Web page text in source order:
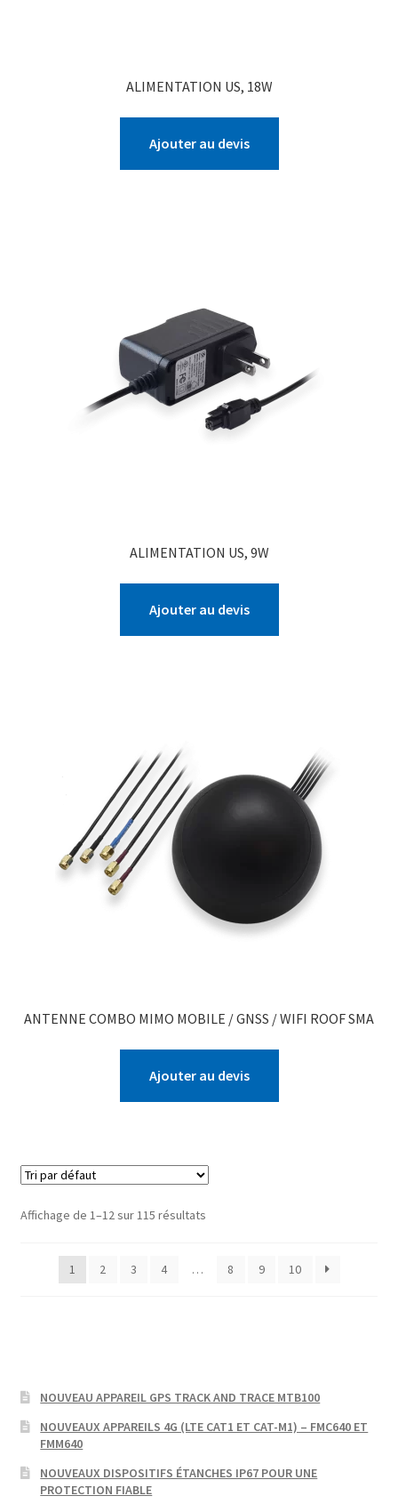
ALIMENTATION US, 18W
Ajouter au devis
ALIMENTATION US, 9W
Ajouter au devis
ANTENNE COMBO MIMO MOBILE / GNSS / WIFI ROOF SMA
Ajouter au devis
Affichage de 1–12 sur 115 résultats
1 2 3 4 … 8 9 10
NOUVEAU APPAREIL GPS TRACK AND TRACE MTB100
NOUVEAUX APPAREILS 4G (LTE CAT1 ET CAT-M1) – FMC640 ET
FMM640
NOUVEAUX DISPOSITIFS ÉTANCHES IP67 POUR UNE
PROTECTION FIABLE